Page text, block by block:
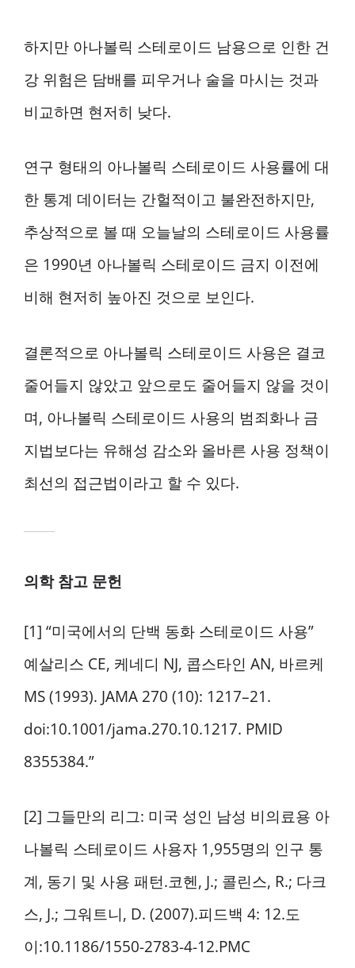
하지만 아나볼릭 스테로이드 남용으로 인한 건
강 위험은 담배를 피우거나 술을 마시는 것과
비교하면 현저히 낮다.
연구 형태의 아나볼릭 스테로이드 사용률에 대
한 통계 데이터는 간헐적이고 불완전하지만,
추상적으로 볼 때 오늘날의 스테로이드 사용률
은 1990년 아나볼릭 스테로이드 금지 이전에
비해 현저히 높아진 것으로 보인다.
결론적으로 아나볼릭 스테로이드 사용은 결코
줄어들지 않았고 앞으로도 줄어들지 않을 것이
며, 아나볼릭 스테로이드 사용의 범죄화나 금
지법보다는 유해성 감소와 올바른 사용 정책이
최선의 접근법이라고 할 수 있다.
의학 참고 문헌
[1] “미국에서의 단백 동화 스테로이드 사용”
예살리스 CE, 케네디 NJ, 콥스타인 AN, 바르케
MS (1993). JAMA 270 (10): 1217–21.
doi:10.1001/jama.270.10.1217. PMID
8355384.”
[2] 그들만의 리그: 미국 성인 남성 비의료용 아
나볼릭 스테로이드 사용자 1,955명의 인구 통
계, 동기 및 사용 패턴.코헨, J.; 콜린스, R.; 다크
스, J.; 그워트니, D. (2007).피드백 4: 12.도
이:10.1186/1550-2783-4-12.PMC